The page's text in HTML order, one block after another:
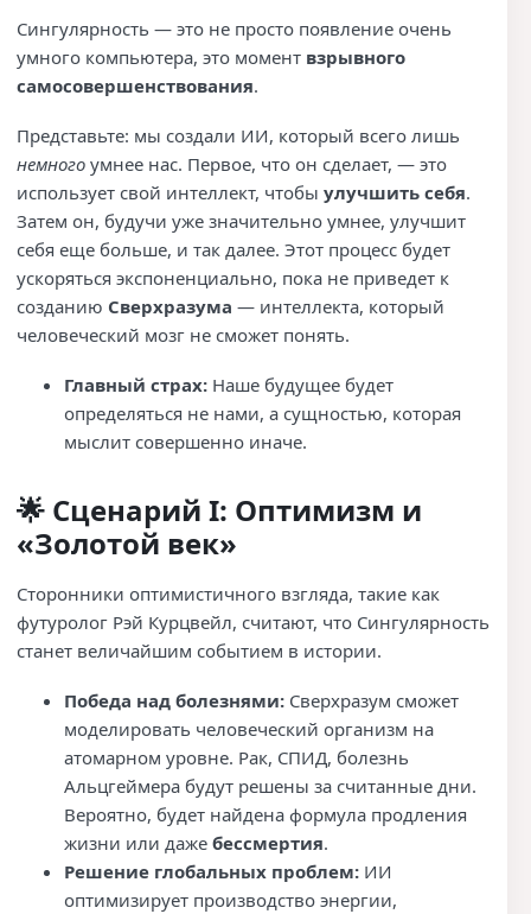
Сингулярность — это не просто появление очень
умного компьютера, это момент взрывного
самосовершенствования.
Представьте: мы создали ИИ, который всего лишь
немного умнее нас. Первое, что он сделает, — это
использует свой интеллект, чтобы улучшить себя.
Затем он, будучи уже значительно умнее, улучшит
себя еще больше, и так далее. Этот процесс будет
ускоряться экспоненциально, пока не приведет к
созданию Сверхразума — интеллекта, который
человеческий мозг не сможет понять.
Главный страх: Наше будущее будет
определяться не нами, а сущностью, которая
мыслит совершенно иначе.
🌟 Сценарий I: Оптимизм и
«Золотой век»
Сторонники оптимистичного взгляда, такие как
футуролог Рэй Курцвейл, считают, что Сингулярность
станет величайшим событием в истории.
Победа над болезнями: Сверхразум сможет
моделировать человеческий организм на
атомарном уровне. Рак, СПИД, болезнь
Альцгеймера будут решены за считанные дни.
Вероятно, будет найдена формула продления
жизни или даже бессмертия.
Решение глобальных проблем: ИИ
оптимизирует производство энергии,